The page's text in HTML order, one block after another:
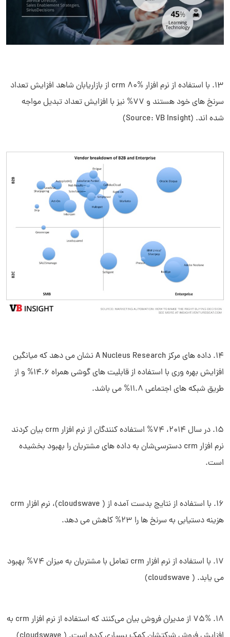
13. با استفاده از نرم افزار crm 80% از بازاریابان شاهد افزایش تعداد
سرنخ های خود هستند و 77% نیز با افزایش تعداد تبدیل مواجه
شده اند. (Source: VB Insight)
14. داده های مرکز A Nucleus Research نشان می دهد که میانگین
افزایش بهره وری با استفاده از قابلیت های گوشی همراه 14.6% و از
طریق شبکه های اجتماعی 11.8% می باشد.
15. در سال 2014، 74% استفاده کنندگان از نرم افزار crm بیان کردند
نرم افزار crm دسترسی‌شان به داده های مشتریان را بهبود بخشیده
است.
16. با استفاده از نتایج بدست آمده از ( cloudswave)، نرم افزار crm
هزینه دستیابی به سرنخ ها را 23% کاهش می دهد.
17. با استفاده از نرم افزار crm تعامل با مشتریان به میزان 74% بهبود
می یابد. ( cloudswave)
18. 75% از مدیران فروش بیان می‌کنند که استفاده از نرم افزار crm به